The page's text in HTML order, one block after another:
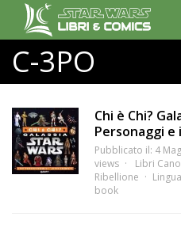
C-3PO
Chi è Chi?
Personaggi e
Pubblicato il: 4
views
Libri
Ribellione
book